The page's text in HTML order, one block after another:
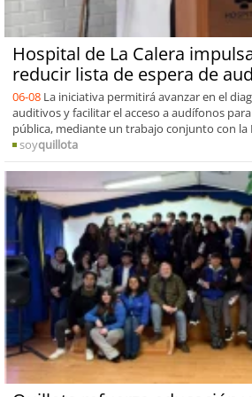
Hospital de La Calera
reducir lista de espera de
06-08 La iniciativa permitirá avanzar en el
auditivos y facilitar el acceso a audífonos
pública, mediante un trabajo conjunto con la
soyquillota